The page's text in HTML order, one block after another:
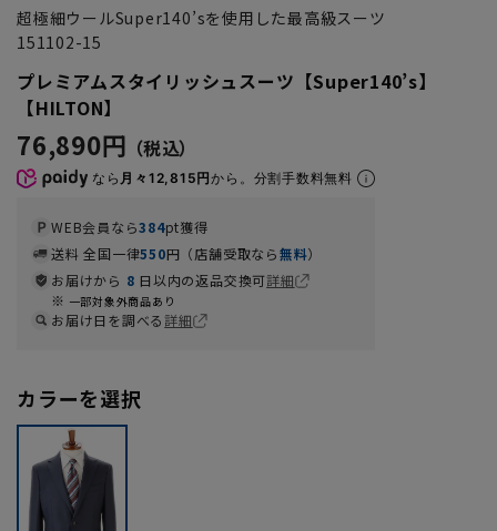
超極細ウールSuper140’sを使用した最高級スーツ
151102-15
プレミアムスタイリッシュスーツ【Super140’s】
【HILTON】
76,890円
なら 月々12,815円から。分割手数料無料
WEB会員なら384pt獲得
送料 全国一律550円（店舗受取なら無料）
お届けから 8 日以内の返品交換可詳細
一部対象外商品あり
お届け日を調べる詳細
カラーを選択